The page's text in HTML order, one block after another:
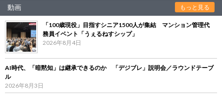
動画 もっと見る
「100歳現役」目指すシニア1500人が集結 マンション管理代
務員イベント「うぇるねすシップ」
2026年8月4日
AI時代、「暗黙知」は継承できるのか 「デジブレ」説明会／ラウンドテーブ
ル
2026年8月3日